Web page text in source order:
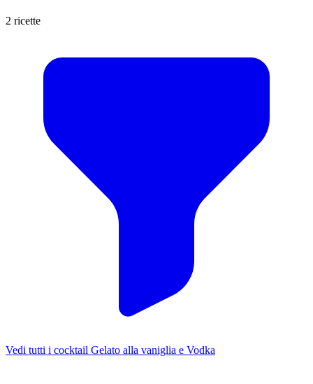
2 ricette
Vedi tutti i cocktail Gelato alla vaniglia e Vodka